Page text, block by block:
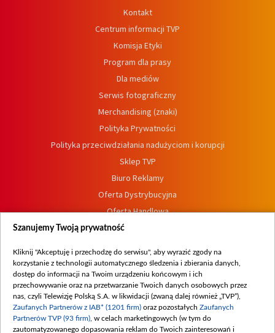
Kontakt
Centrum informacji TVP
Komisja Etyki
Program dla prasy
Dla mediów
Serwis fotograficzny
Merchandising (znaki)
Polityka Prywatności
Polityka przeciwdziałania nadużyciom i korupcji
Sklep TVP
Biuro Reklamy
Oferta Dystrybucyjna
Oferta Handlowa
Dostępność
Procedura zgłoszeń wewnętrznych
Szanujemy Twoją prywatność
Kliknij "Akceptuję i przechodzę do serwisu", aby wyrazić zgody na
korzystanie z technologii automatycznego śledzenia i zbierania danych,
dostęp do informacji na Twoim urządzeniu końcowym i ich
przechowywanie oraz na przetwarzanie Twoich danych osobowych przez
nas, czyli Telewizję Polską S.A. w likwidacji (zwaną dalej również „TVP”),
Zaufanych Partnerów z IAB* (1201 firm) oraz pozostałych Zaufanych
Partnerów TVP (93 firm) , w celach marketingowych (w tym do
zautomatyzowanego dopasowania reklam do Twoich zainteresowań i